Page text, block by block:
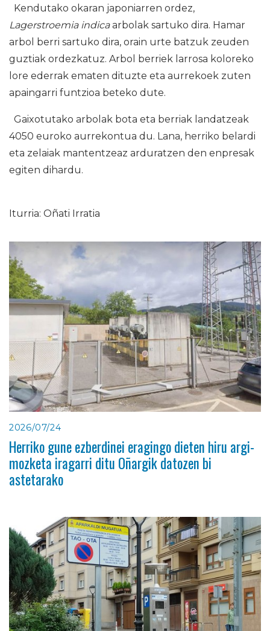
Kendutako okaran japoniarren ordez,
Lagerstroemia indicaarbolak sartuko dira. Hamar
arbol berri sartuko dira, orain urte batzuk zeuden
guztiak ordezkatuz. Arbol berriek larrosa koloreko
lore ederrak ematen dituzte eta aurrekoek zuten
apaingarri funtzioa beteko dute.
Gaixotutako arbolak bota eta berriak landatzeak
4050 euroko aurrekontua du. Lana, herriko belardi
eta zelaiak mantentzeaz arduratzen den enpresak
egiten dihardu.
Iturria: Oñati Irratia
2026/07/24
Herriko gune ezberdinei eragingo dieten hiru argi-
mozketa iragarri ditu Oñargik datozen bi
astetarako